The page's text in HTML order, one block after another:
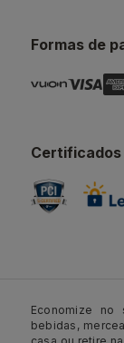
Formas de
Certificados
Economize no
bebidas,